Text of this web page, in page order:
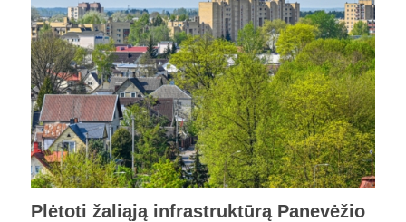
Plėtoti žaliąją infrastruktūrą Panevėžio